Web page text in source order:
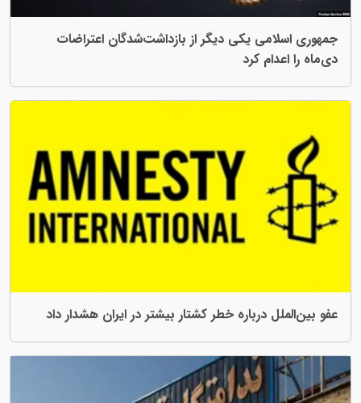
جمهوری اسلامی یکی دیگر از بازداشت‌شدگان اعتراضات
دی‌ماه را اعدام کرد
عفو بین‌الملل درباره خطر کشتار بیشتر در ایران هشدار داد